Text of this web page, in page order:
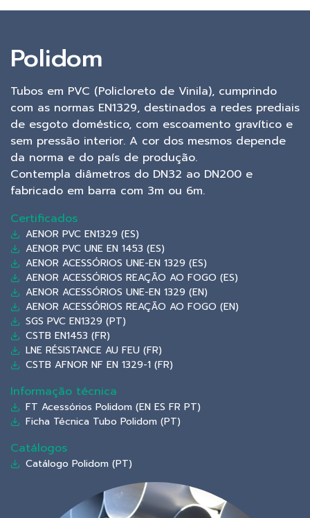
Polidom
Tubos em PVC (Policloreto de Vinila), cumprindo
com as normas EN1329, destinados a redes prediais
de esgoto doméstico, com escoamento gravítico e
sem pressão interior. A cor dos mesmos depende
da norma e do país de produção.
Contempla diâmetros do DN32 ao DN200 e
fabricado em barra com 3m ou 6m.
Certificados
AENOR PVC EN1329 (ES)
AENOR PVC UNE EN 1453 (ES)
AENOR ACESSÓRIOS UNE-EN 1329 (ES)
AENOR ACESSÓRIOS REAÇÃO AO FOGO (ES)
AENOR ACESSÓRIOS UNE-EN 1329 (EN)
AENOR ACESSÓRIOS REAÇÃO AO FOGO (EN)
SGS PVC EN1329 (PT)
CSTB EN1453 (FR)
LNE RÉSISTANCE AU FEU (FR)
CSTB AFNOR NF EN 1329-1 (FR)
Informação técnica
FT Acessórios Polidom (EN ES FR PT)
Ficha Técnica Tubo Polidom (PT)
Catálogos
Catálogo Polidom (PT)